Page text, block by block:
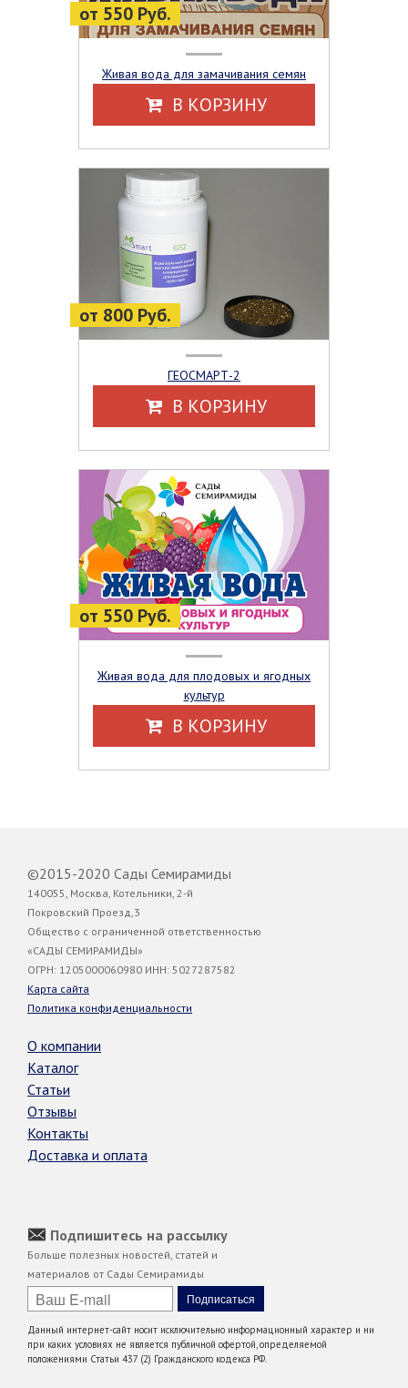
от 550 Руб.
Живая вода для замачивания семян
В КОРЗИНУ
от 800 Руб.
ГЕОСМАРТ-2
В КОРЗИНУ
от 550 Руб.
Живая вода для плодовых и ягодных
культур
В КОРЗИНУ
©2015-2020 Сады Семирамиды
140055, Москва, Котельники, 2-й
Покровский Проезд,3
Общество с ограниченной ответственностью
«САДЫ СЕМИРАМИДЫ»
ОГРН: 1205000060980 ИНН: 5027287582
Карта сайта
Политика конфиденциальности
О компании
Каталог
Статьи
Отзывы
Контакты
Доставка и оплата
Подпишитесь на рассылку
Больше полезных новостей, статей и
материалов от Сады Семирамиды
Данный интернет-сайт носит исключительно информационный характер и ни
при каких условиях не является публичной офертой, определяемой
положениями Статьи 437 (2) Гражданского кодекса РФ.